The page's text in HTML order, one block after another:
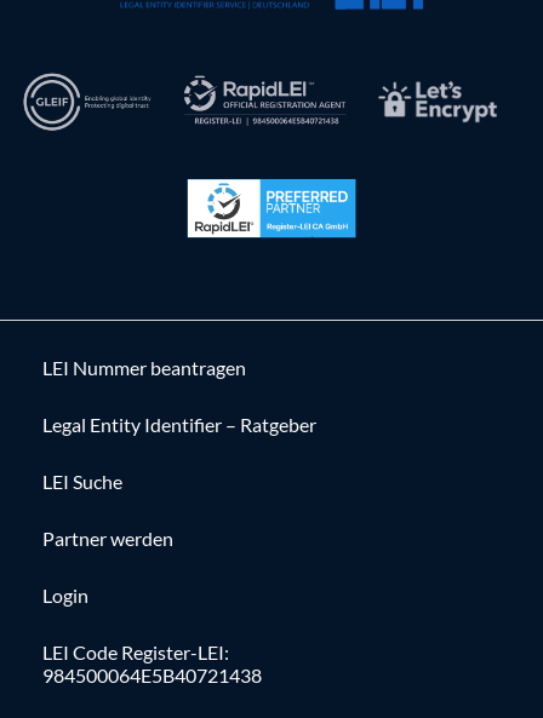
LEI Nummer beantragen
Legal Entity Identifier – Ratgeber
LEI Suche
Partner werden
Login
LEI Code Register-LEI:
984500064E5B40721438